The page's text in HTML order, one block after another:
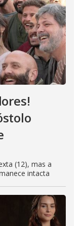
(12), mas a
intacta